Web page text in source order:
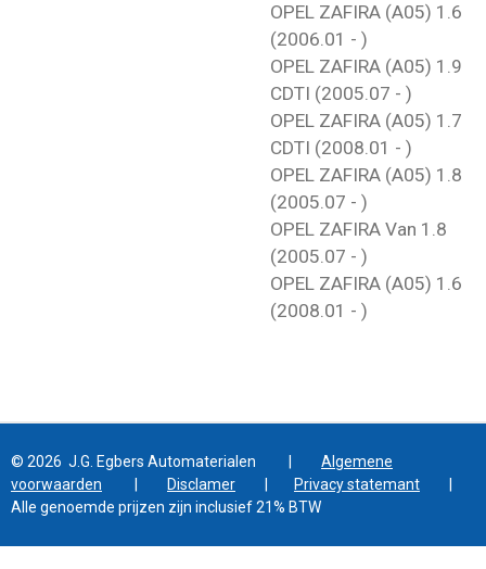
OPEL ZAFIRA (A05) 1.6
(2006.01 - )
OPEL ZAFIRA (A05) 1.9
CDTI (2005.07 - )
OPEL ZAFIRA (A05) 1.7
CDTI (2008.01 - )
OPEL ZAFIRA (A05) 1.8
(2005.07 - )
OPEL ZAFIRA Van 1.8
(2005.07 - )
OPEL ZAFIRA (A05) 1.6
(2008.01 - )
© 2026 J.G. Egbers Automaterialen | Algemene
voorwaarden
Disclamer Privacy statemant
Alle genoemde prijzen zijn inclusief 21% BTW